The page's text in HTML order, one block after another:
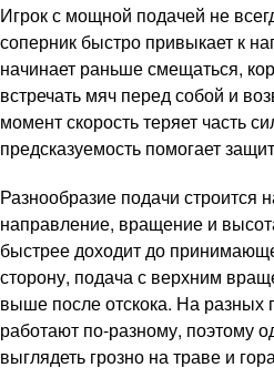
Игрок с мощной подачей не
соперник быстро привыкает к
начинает раньше смещаться,
встречать мяч перед собой и
момент скорость теряет часть
предсказуемость помогает
Разнообразие подачи строится
направление, вращение и
быстрее доходит до
сторону, подача с верхним
выше после отскока. На разных
работают по-разному, поэтому
выглядеть грозно на траве и